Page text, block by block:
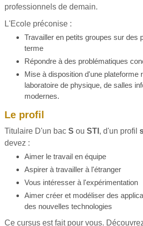
professionnels de demain.
L'Ecole préconise :
Travailler en petits groupes sur des
terme
Répondre à des problématiques
Mise à disposition d'une plateforme
laboratoire de physique, de salles
modernes.
Le profil
Titulaire D'un bac S ou STI , d'un profil
devez :
Aimer le travail en équipe
Aspirer à travailler à l'étranger
Vous intéresser à l'expérimentation
Aimer créer et modéliser des
des nouvelles technologies
Ce cursus est fait pour vous.